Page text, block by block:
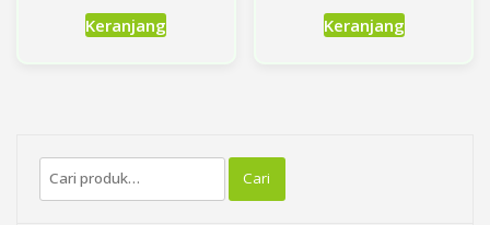
KeranjangProduk
dapat
Keranjang
Pencarian
untuk:
Cari